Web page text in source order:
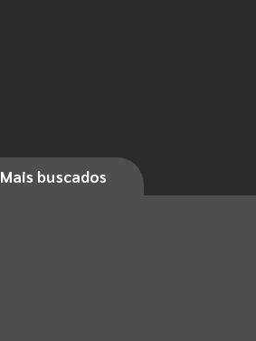
Mais buscados